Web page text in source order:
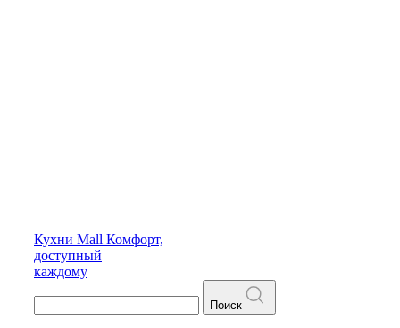
Кухни Mall Комфорт,
доступный
каждому
Поиск